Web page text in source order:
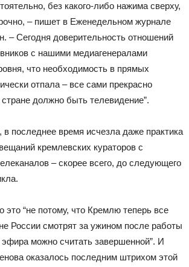
без какого-либо нажима сверху,
– пишет в Еженедельном журнале
– Сегодня доверительность отношений
с нашими медиагенералами
что необходимость в прямых
отпала – все сами прекрасно
должно быть телевидение”.
последнее время исчезла даже практика
кремлевских кураторов с
– скорее всего, до следующего
“не потому, что Кремлю теперь все
России смотрят за ужином после работы
эфира можно считать завершенной”. И
оказалось последним штрихом этой